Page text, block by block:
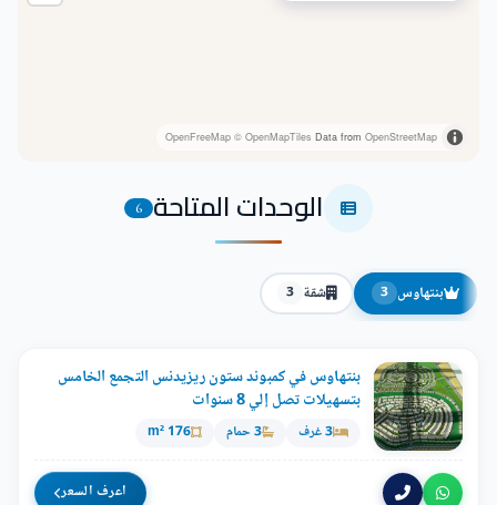
OpenFreeMap © OpenMapTiles Data from OpenStreetMap
الوحدات المتاحة 6
بنتهاوس 3 شقة 3
بنتهاوس في كمبوند ستون ريزيدنس التجمع الخامس
بتسهيلات تصل إلي 8 سنوات
3 غرف 3 حمام 176 m²
اعرف السعر